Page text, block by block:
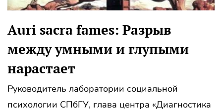
Auri sacra fames: Разрыв
между умными и глупыми
нарастает
Руководитель лаборатории социальной
психологии СПбГУ, глава центра «Диагностика